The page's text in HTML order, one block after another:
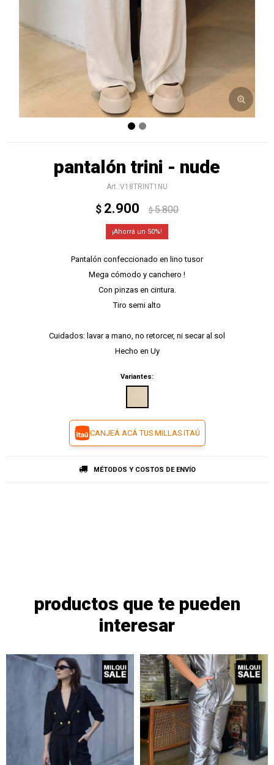
pantalón trini - nude
V18TRINT1NU
$ 2.900 $ 5.800
50
Pantalón confeccionado en lino tusor
Mega cómodo y canchero !
Con pinzas en cintura.
Tiro semi alto
Cuidados: lavar a mano, no retorcer, ni secar al sol
Hecho en Uy
Variantes:
CANJEÁ ACÁ TUS MILLAS ITAÚ
MÉTODOS Y COSTOS DE ENVÍO
productos que te pueden
interesar